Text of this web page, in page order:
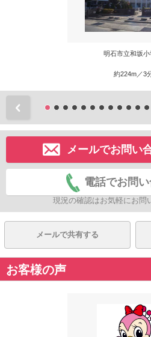
明石市立和坂
約224m／3
メールでお問い
電話でお問
現況の確認はお気軽にお問
メールで共有する
お客様の声